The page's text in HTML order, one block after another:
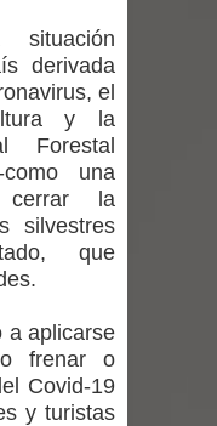
impulsar un
pedagógico
hace que
críticas contra
derivada
el
y la
Forestal
una
cerrar la
silvestres
que
a aplicarse
frenar o
Covid-19
y turistas